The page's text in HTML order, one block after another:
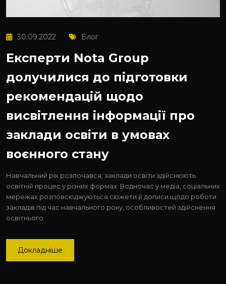
30.09.2022 Блог
Експерти Nota Group
долучилися до підготовки
рекомендацій щодо
висвітлення інформації про
заклади освіти в умовах
воєнного стану
Навчальний рік розпочався, заклади освіти здійснюють
освітній процес у різних формах. Водночас у медіа, соціальних
мережах розповсюджуються сюжети й дописи щодо роботи
закладів під час навчального року, особливостей здійснення
освітнього
Докладніше